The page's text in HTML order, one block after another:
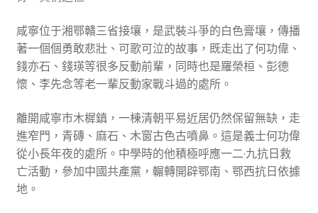
咸寧位于湘鄂贛三省接壤，是武裝斗爭的白色膏壤，傳播
著一個個勇敢悲壯、可歌可泣的故事，既走出了何功偉、
錢亦石、錢瑛等很多反動前輩，同時也是羅榮桓、彭德
懷、李先念等老一輩反動家戰斗過的處所。
離開咸寧市木樨鎮，一棟清朝平易近居仍然保留無缺，走
進窄門，青磚、麻石、木窗古色古噴鼻。這是義士何功偉
從小長年夜的處所。中學時的他積極呼應一二·九抗日救
亡活動，參加中國共產黨，輾轉開辟鄂南、鄂西抗日依據
地。